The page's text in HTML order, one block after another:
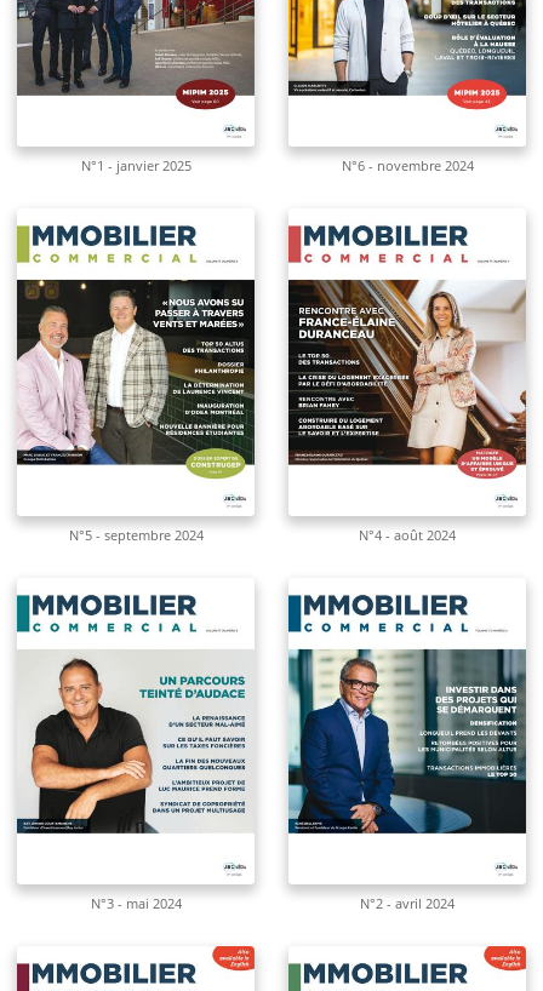
N°1 - janvier 2025 N°6 - novembre 2024
N°5 - septembre 2024 N°4 - août 2024
N°3 - mai 2024 N°2 - avril 2024